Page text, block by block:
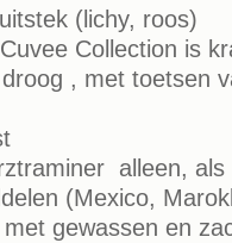
(lichy, roos)
Collection is
, met toetsen
alleen,
(Mexico,
gewassen en